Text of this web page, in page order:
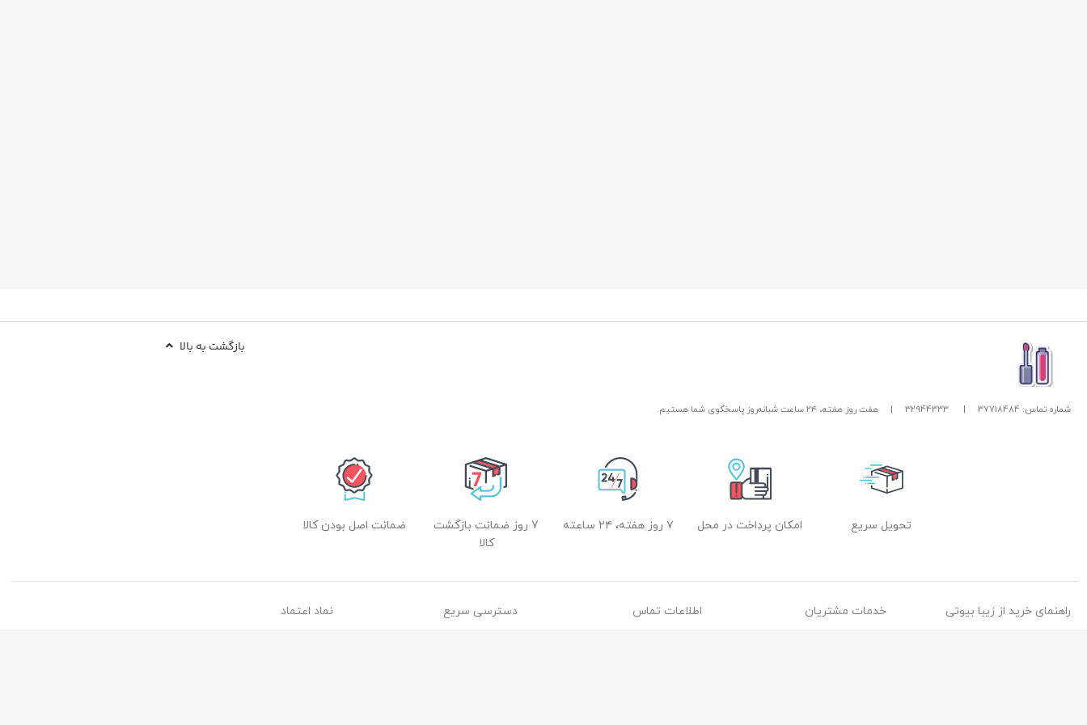
شماره تماس: 37718484 |
32944333
| هفت روز هفته، ۲۴ ساعت شبانه‌روز پاسخگوی شما هستیم.
بازگشت به بالا
تحویل سریع امکان پرداخت در محل ۷ روز هفته، ۲۴ ساعته
7 روز ضمانت بازگشت
کالا
ضمانت اصل بودن کالا
راهنمای خرید از زیبا بیوتی
خدمات مشتریان
اطلاعات تماس
دسترسی سریع
نماد اعتماد